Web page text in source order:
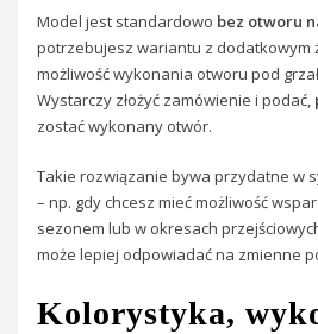
Model jest standardowo bez otworu
potrzebujesz wariantu z dodatkowym
możliwość wykonania otworu pod
Wystarczy złożyć zamówienie i podać,
zostać wykonany otwór.
Takie rozwiązanie bywa przydatne w
– np. gdy chcesz mieć możliwość
sezonem lub w okresach
może lepiej odpowiadać na zmienne
Kolorystyka,